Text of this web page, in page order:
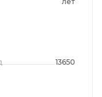
13650